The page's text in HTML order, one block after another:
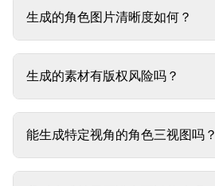
生成的角色图片清晰度如何？
生成的素材有版权风险吗？
能生成特定视角的角色三视图吗？